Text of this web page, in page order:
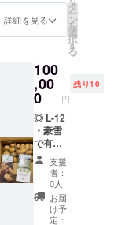
のかを
調べた
で貯蔵
をする
事で、
芋は凍
るまい
とデン
プンを
糖に変
え、細
胞内の
溶液濃
度を高
める事
もぎた
てのと
うもろ
こし
ばやく
加熱処
理して
います
ので、
フレッ
シュな
味がい
つでも
お楽し
みいた
だけま
す！ ◎
ます。
50
台以上
出陣
詳細を見る
タ
ー
ン
を
選
択
す
る
100
,00
0 円
残り10
◎ L-12
・豪雪
で有名
な酸ヶ
湯温泉
近く、
沖揚平
の雪室
じゃが
支援
者：
0人
お届
け予
定：